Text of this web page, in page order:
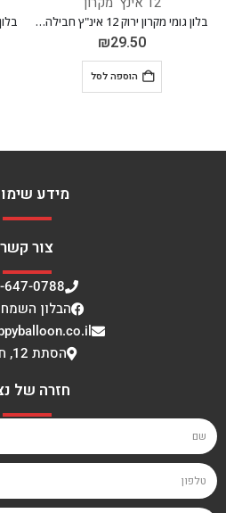
בלון גומי מקרון ירוק 12 אינ"ץ חבילה של 100 יח'
₪29.50
הוספה לסל
מידע
צור קשר
647-0788
הבלון
הסתת 12, חולון
חזרה של